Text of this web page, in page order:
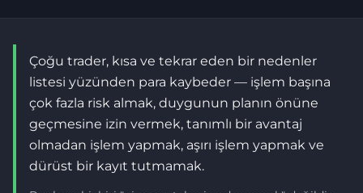
Bize ulaşın
Çoğu trader, kısa ve tekrar eden bir nedenler
listesi yüzünden para kaybeder — işlem başına
çok fazla risk almak, duygunun planın önüne
geçmesine izin vermek, tanımlı bir avantaj
olmadan işlem yapmak, aşırı işlem yapmak ve
dürüst bir kayıt tutmamak.